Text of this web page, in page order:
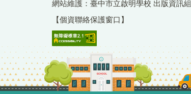
網站維護：臺中市立啟明學校 出版資訊組
【個資聯絡保護窗口】